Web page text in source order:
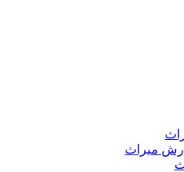
میراث